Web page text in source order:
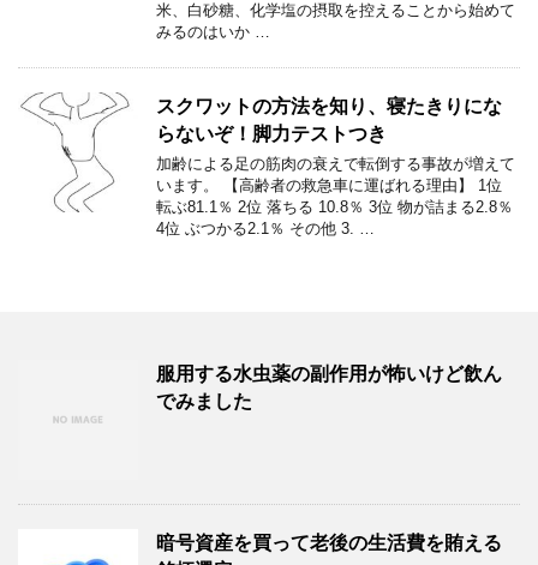
米、白砂糖、化学塩の摂取を控えることから始めて
みるのはいか …
スクワットの方法を知り、寝たきりにな
らないぞ！脚力テストつき
加齢による足の筋肉の衰えで転倒する事故が増えて
います。 【高齢者の救急車に運ばれる理由】 1位
転ぶ81.1％ 2位 落ちる 10.8％ 3位 物が詰まる2.8％
4位 ぶつかる2.1％ その他 3. …
服用する水虫薬の副作用が怖いけど飲ん
でみました
暗号資産を買って老後の生活費を賄える